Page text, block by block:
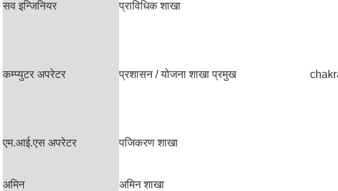
सव इन्जिनियर प्राविधिक शाखा
कम्प्युटर अपरेटर प्रशासन / योजना शाखा प्रमुख
एम.आई.एस अपरेटर प‌जिकरण शाखा
अमिन अमिन शाखा